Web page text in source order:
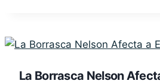
La Borrasca Nelson